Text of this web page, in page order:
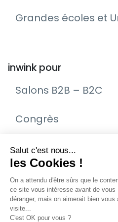
Grandes écoles et
inwink pour
Salons B2B – B2C
Congrès
Remise de prix –
Journée Portes